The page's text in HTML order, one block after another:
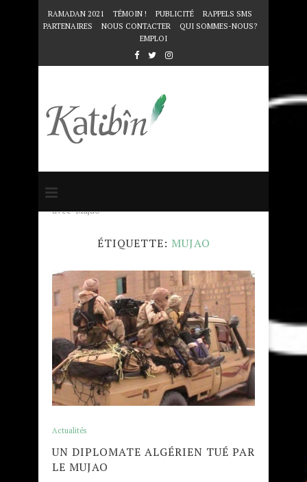
RAMADAN 2021 TÉMOIN ! PUBLICITÉ
RAPPELS SMS
PARTENAIRES
NOUS CONTACTER
QUI SOMMES-NOUS?
EMPLOI
Accueil
avec "Mujao"
ÉTIQUETTE: MUJAO
Actualités
UN DIPLOMATE ALGÉRIEN TUÉ PAR
LE MUJAO